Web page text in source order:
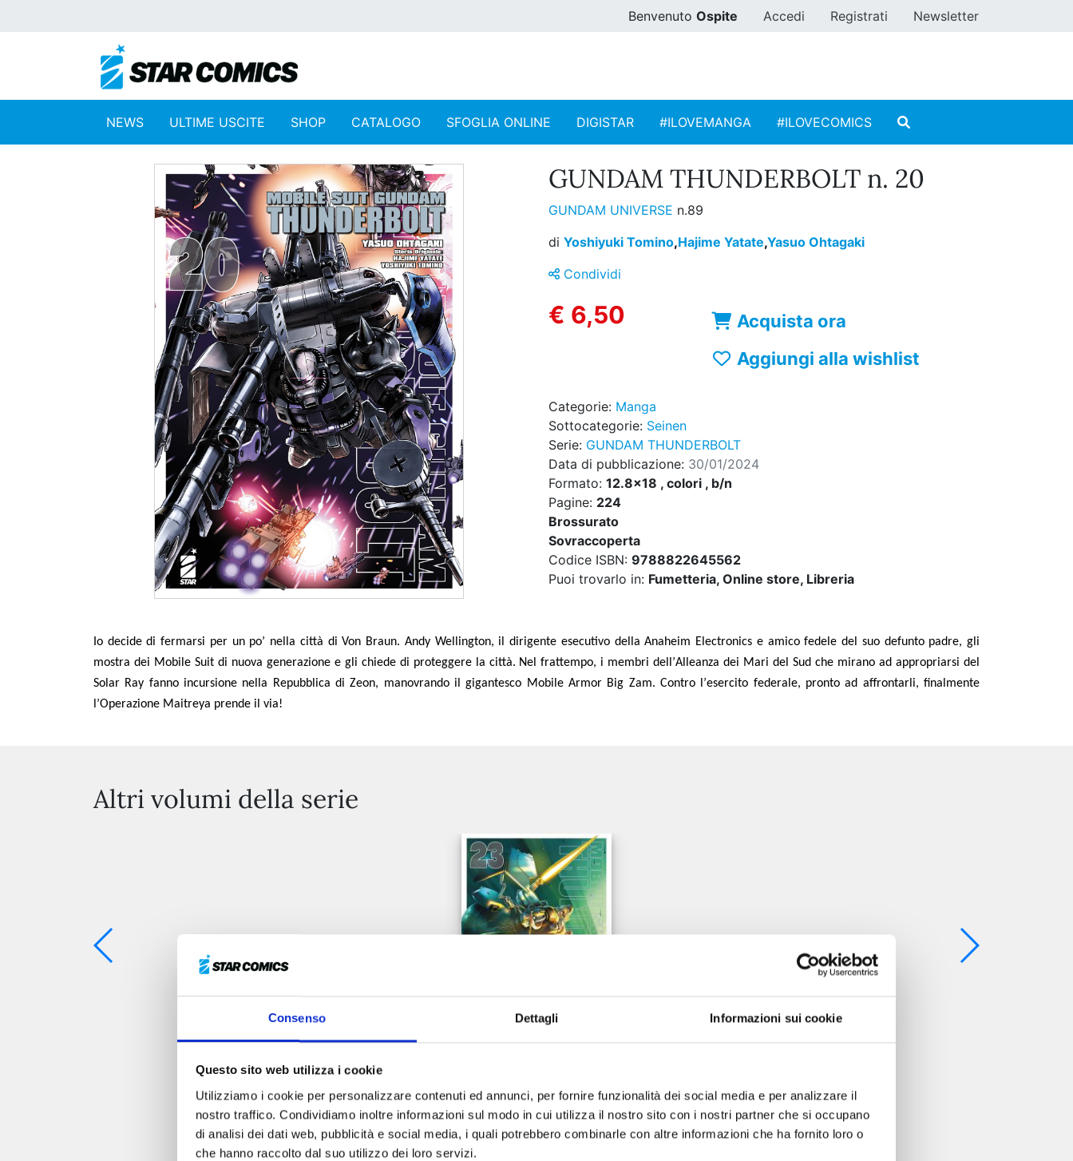
Consenso Dettagli Informazioni sui cookie
Questo sito web utilizza i cookie
Utilizziamo i cookie per personalizzare contenuti ed annunci, per fornire funzionalità dei social media e per analizzare il
nostro traffico. Condividiamo inoltre informazioni sul modo in cui utilizza il nostro sito con i nostri partner che si occupano
di analisi dei dati web, pubblicità e social media, i quali potrebbero combinarle con altre informazioni che ha fornito loro o
che hanno raccolto dal suo utilizzo dei loro servizi.
Benvenuto Ospite Accedi Registrati Newsletter
NEWS ULTIME USCITE SHOP CATALOGO SFOGLIA ONLINE DIGISTAR #ILOVEMANGA #ILOVECOMICS
GUNDAM THUNDERBOLT n. 20
GUNDAM UNIVERSE n.89
di Yoshiyuki Tomino,Hajime Yatate,Yasuo Ohtagaki
Condividi
€ 6,50
Acquista ora
Aggiungi alla wishlist
Categorie: Manga
Sottocategorie: Seinen
Serie: GUNDAM THUNDERBOLT
Data di pubblicazione: 30/01/2024
Formato: 12.8x18 , colori , b/n
Pagine: 224
Brossurato
Sovraccoperta
Codice ISBN: 9788822645562
Puoi trovarlo in: Fumetteria, Online store, Libreria
Io decide di fermarsi per un po’ nella città di Von Braun. Andy Wellington, il dirigente esecutivo della Anaheim Electronics e amico fedele del suo defunto padre, gli
mostra dei Mobile Suit di nuova generazione e gli chiede di proteggere la città. Nel frattempo, i membri dell ’Alleanza dei Mari del Sud che mirano ad appropriarsi del
Solar Ray fanno incursione nella Repubblica di Zeon, manovrando il gigantesco Mobile Armor Big Zam. Contro l ’esercito federale, pronto ad affrontarli, finalmente
’Operazione Maitreya prende il via!
Altri volumi della serie
22/04/2025